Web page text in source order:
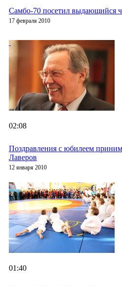
Cамбо-70 посетил выдающийся
17 февраля 2010
02:08
Поздравления с юбилеем
Лаверов
12 января 2010
01:40